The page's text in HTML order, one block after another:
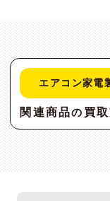
エアコン家電
関連商品の 買